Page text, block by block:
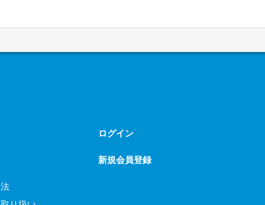
ログイン
新規会員登録